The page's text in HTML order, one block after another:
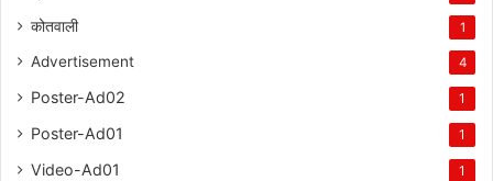
कोतवाली 1
Advertisement 4
Poster-Ad02 1
Poster-Ad01 1
Video-Ad01 1